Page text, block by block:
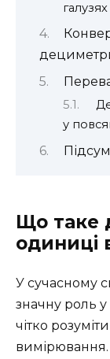
галузях
у
Що таке
одиниці
У сучасному
значну роль
чітко